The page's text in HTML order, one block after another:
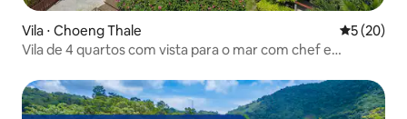
Vila ⋅ Choeng Thale 5 de uma
5 (20)
Vila de 4 quartos com vista para o mar com chef e